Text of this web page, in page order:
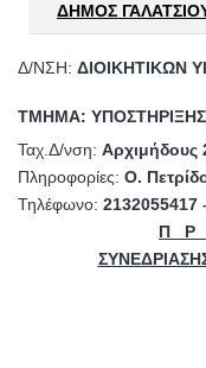
ΔΗΜΟΣ
Δ/ΝΣΗ: ΔΙΟΙΚΗΤΙΚΩΝ
ΤΜΗΜΑ:
Ταχ.Δ/νση: Αρχιμήδους
Πληροφορίες: Ο.
Τηλέφωνο: 2132055417
Π Ρ